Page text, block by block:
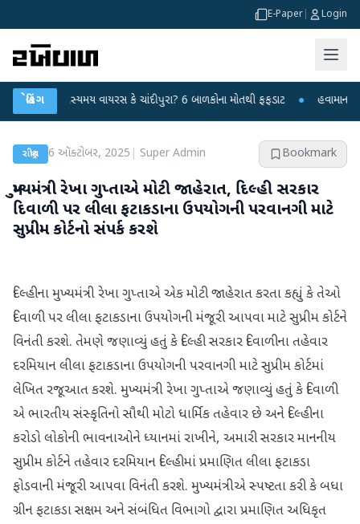
E-Paper Login
બ્રેકિંગ
રહસ્યમય વાયરસ કે ચાંદીપુરા? 6 બાળકોના મોતથી ફફડાટ ● હવામાન વિભાગે 18
રાષ્ટ્રીય 6 ઑક્ટોબર, 2025 Super Admin Bookmark
મુખ્યમંત્રી રેખા ગુપ્તાએ મોટી જાહેરાત, દિલ્હી સરકાર
દિવાળી પર લીલા ફટાકડાના ઉપયોગની પરવાનગી માટે
સુપ્રીમ કોર્ટનો સંપર્ક કરશે
દિલ્હીના મુખ્યમંત્રી રેખા ગુપ્તાએ એક મોટી જાહેરાત કરતા કહ્યું કે તેઓ
દિવાળી પર લીલા ફટાકડાના ઉપયોગની મંજૂરી આપવા માટે સુપ્રીમ કોર્ટને
વિનંતી કરશે. તેમણે જણાવ્યું હતું કે દિલ્હી સરકાર દિવાળીના તહેવાર
દરમિયાન લીલા ફટાકડાના ઉપયોગની પરવાનગી માટે સુપ્રીમ કોર્ટમાં
લેખિત રજૂઆત કરશે. મુખ્યમંત્રી રેખા ગુપ્તાએ જણાવ્યું હતું કે દિવાળી
એ ભારતીય સંસ્કૃતિનો સૌથી મોટો ધાર્મિક તહેવાર છે અને દિલ્હીના
કરોડો લોકોની ભાવનાઓને ધ્યાનમાં રાખીને, અમારી સરકાર માનનીય
સુપ્રીમ કોર્ટને તહેવાર દરમિયાન દિલ્હીમાં પ્રમાણિત લીલા ફટાકડા
ફોડવાની મંજૂરી આપવા વિનંતી કરશે. મુખ્યમંત્રીએ સ્પષ્ટતા કરી કે બધા
ગ્રીન ફટાકડા સક્ષમ અને સંબંધિત વિભાગો દ્વારા પ્રમાણિત અધિકૃત